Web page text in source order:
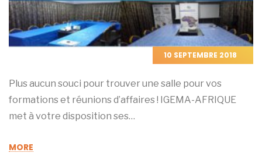
10 SEPTEMBRE 2018
Plus aucun souci pour trouver une salle pour vos
formations et réunions d’affaires ! IGEMA-AFRIQUE
met à votre disposition ses…
MORE